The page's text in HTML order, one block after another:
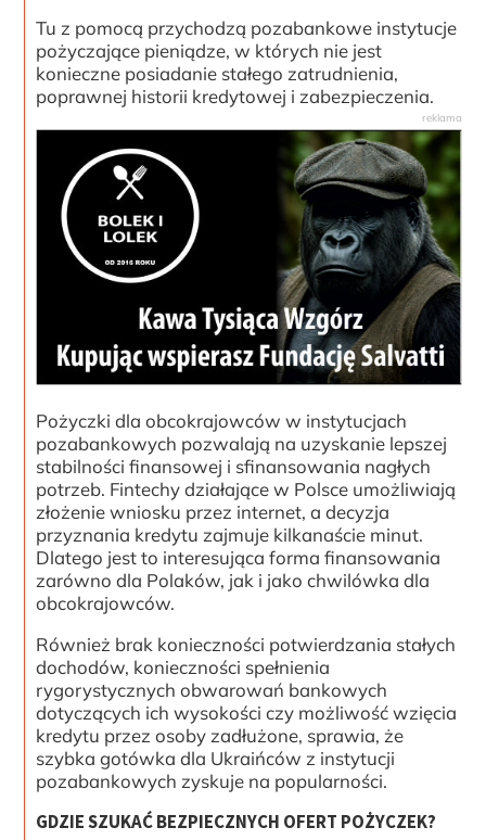
Tu z pomocą przychodzą pozabankowe instytucje
pożyczające pieniądze, w których nie jest
konieczne posiadanie stałego zatrudnienia,
poprawnej historii kredytowej i zabezpieczenia.
Pożyczki dla obcokrajowców w instytucjach
pozabankowych pozwalają na uzyskanie lepszej
stabilności finansowej i sfinansowania nagłych
potrzeb. Fintechy działające w Polsce umożliwiają
złożenie wniosku przez internet, a decyzja
przyznania kredytu zajmuje kilkanaście minut.
Dlatego jest to interesująca forma finansowania
zarówno dla Polaków, jak i jako chwilówka dla
obcokrajowców.
Również brak konieczności potwierdzania stałych
dochodów, konieczności spełnienia
rygorystycznych obwarowań bankowych
dotyczących ich wysokości czy możliwość wzięcia
kredytu przez osoby zadłużone, sprawia, że
szybka gotówka dla Ukraińców z instytucji
pozabankowych zyskuje na popularności.
GDZIE SZUKAĆ BEZPIECZNYCH OFERT POŻYCZEK?